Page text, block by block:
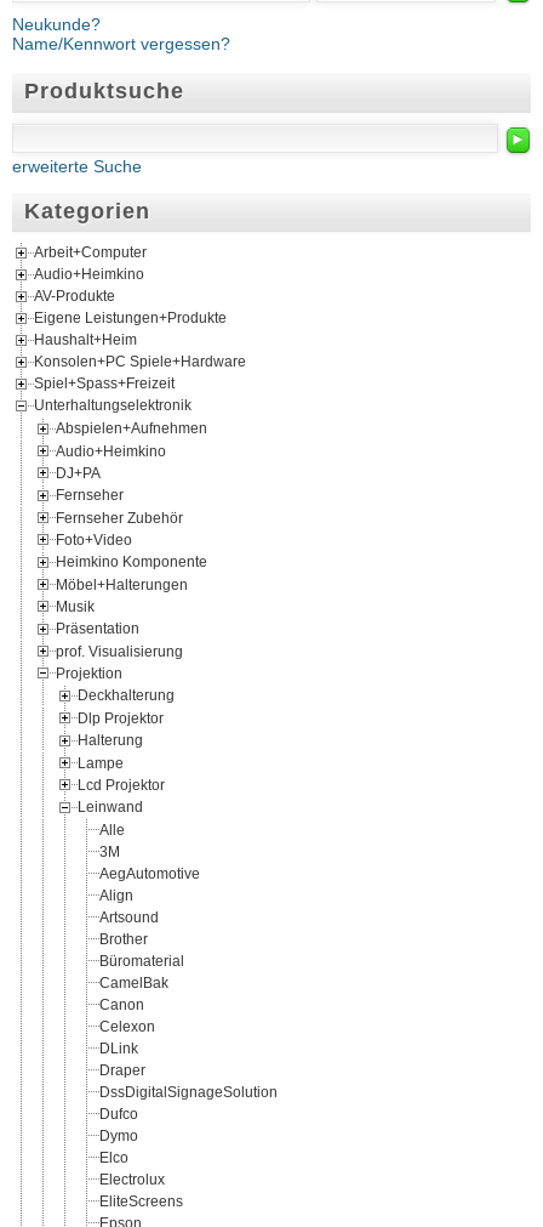
Neukunde?
Name/Kennwort vergessen?
Produktsuche
►
erweiterte Suche
Kategorien
Arbeit+Computer
Audio+Heimkino
AV-Produkte
Eigene Leistungen+Produkte
Haushalt+Heim
Konsolen+PC Spiele+Hardware
Spiel+Spass+Freizeit
Unterhaltungselektronik
Abspielen+Aufnehmen
Audio+Heimkino
DJ+PA
Fernseher
Fernseher Zubehör
Foto+Video
Heimkino Komponente
Möbel+Halterungen
Musik
Präsentation
prof. Visualisierung
Projektion
Deckhalterung
Dlp Projektor
Halterung
Lampe
Lcd Projektor
Leinwand
Alle
3M
AegAutomotive
Align
Artsound
Brother
Büromaterial
CamelBak
Canon
Celexon
DLink
Draper
DssDigitalSignageSolution
Dufco
Dymo
Elco
Electrolux
EliteScreens
Epson